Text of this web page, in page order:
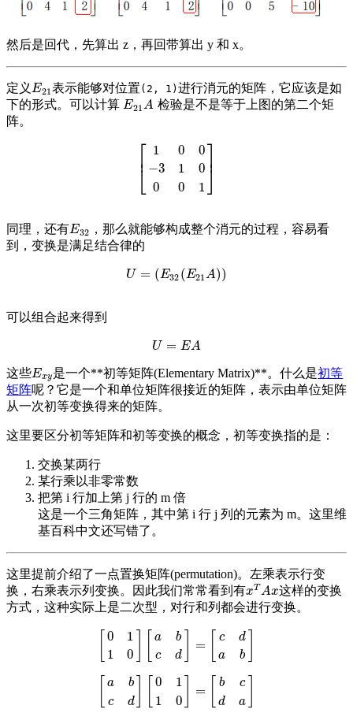
然后是回代，先算出 z，再回带算出 y 和 x。
定义E21
E21 表示能够对位置 (2, 1)进行消元的矩阵，它应该是如
下的形式。可以计算 E21 A
E21A 检验是不是等于上图的第二个矩
阵。
⎡
⎣
⎢
1
−3
0
0
1
0
0
0
1
⎤
⎦⎥
[ 100− 10 01 ]
同理，还有E32
E32 ，那么就能够构成整个消元的过程，容易看
到，变换是满足结合律的
U = (E32 (E21A))
U= (E32(E21A))
可以组合起来得到
U = EA
U= EA
这些Exy
Exy是一个**初等矩阵(Elementary Matrix)**。什么是初等
矩阵呢？它是一个和单位矩阵很接近的矩阵，表示由单位矩阵
从一次初等变换得来的矩阵。
这里要区分初等矩阵和初等变换的概念，初等变换指的是：
交换某两行
某行乘以非零常数
把第 i 行加上第 j 行的 m 倍
这是一个三角矩阵，其中第 i 行 j 列的元素为 m。这里维
基百科中文还写错了。
这里提前介绍了一点置换矩阵(permutation)。左乘表示行变
换，右乘表示列变换。因此我们常常看到有xT Ax
xT Ax 这样的变换
方式，这种实际上是二次型，对行和列都会进行变换。
0
1
1
0
a
c
b
d
=
c
a
d
b
[c
a
c
b
d
0
1
1
0
=
b
d
c
a
[b